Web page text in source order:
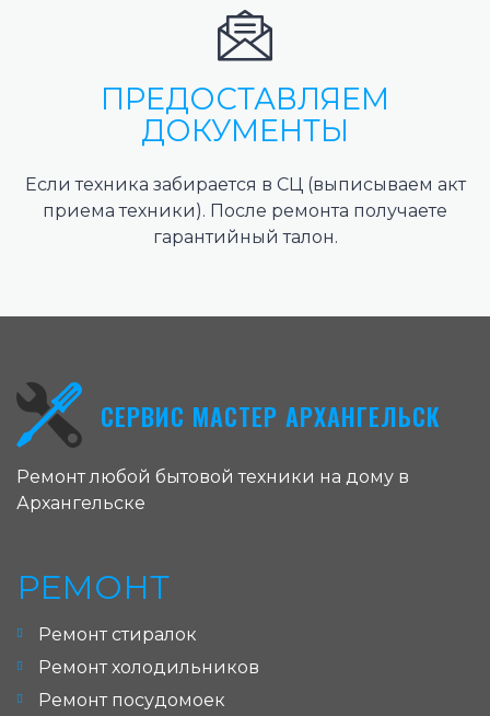
ПРЕДОСТАВЛЯЕМ
ДОКУМЕНТЫ
Если техника забирается в СЦ (выписываем акт
приема техники). После ремонта получаете
гарантийный талон.
СЕРВИС МАСТЕР АРХАНГЕЛЬСК
Ремонт любой бытовой техники на дому в
Архангельске
РЕМОНТ
Ремонт стиралок
Ремонт холодильников
Ремонт посудомоек